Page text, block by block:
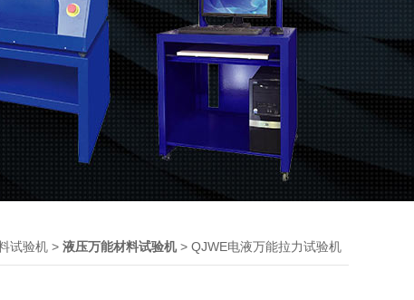
试验机 > 液压万能材料试验机> QJWE电液万能拉力试验机